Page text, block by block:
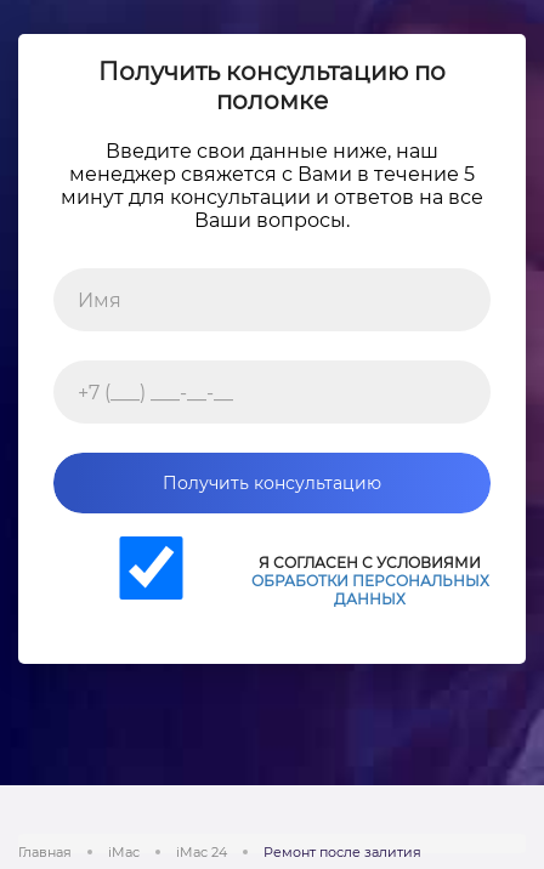
Получить консультацию по
поломке
Введите свои данные ниже, наш
менеджер свяжется с Вами в течение 5
минут для консультации и ответов на все
Ваши вопросы.
Получить консультацию
Я СОГЛАСЕН С УСЛОВИЯМИ
ОБРАБОТКИ ПЕРСОНАЛЬНЫХ
ДАННЫХ
Главная iMac iMac 24 Ремонт после залития